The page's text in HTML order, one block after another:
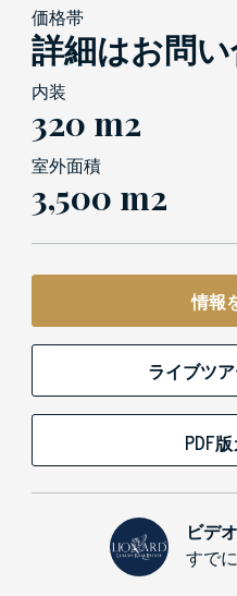
価格帯
詳細はお問
内装
320 m2
室外面積
3,500 m2
情報
ライブツ
PDF
ビデ
すで